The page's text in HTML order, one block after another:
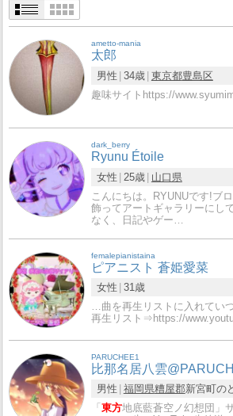
ametto-mania
太郎
男性 34歳 東京都豊島区
趣味サイトhttps://
dark_berry
Ryunu Étoile
女性 25歳
山口県
こんにちは。RYUNUです!ブ
飾ってアートギャラリーにし
なく、日記やゲー…
femalepianistaina
ピアニスト 蒼姫愛菜
女性 31歳
…曲を再生リストに入れてい
再生リスト⇒https://
PARUCHEE1
比那名居八雲
男性 福岡県糟屋郡新宮町の
「東方地底藍蒼空ノ幻想団」